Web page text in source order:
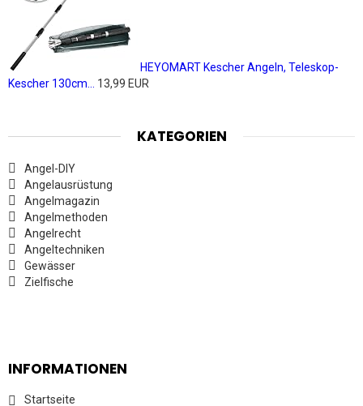
HEYOMART Kescher Angeln, Teleskop-
Kescher 130cm...
13,99 EUR
KATEGORIEN
Angel-DIY
Angelausrüstung
Angelmagazin
Angelmethoden
Angelrecht
Angeltechniken
Gewässer
Zielfische
INFORMATIONEN
Startseite